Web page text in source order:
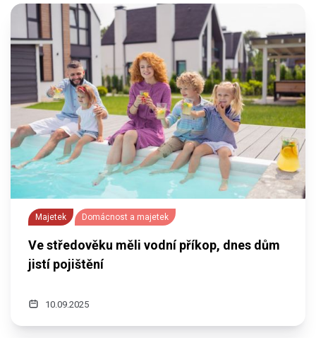
Majetek Domácnost a majetek
Ve středověku měli vodní příkop, dnes dům
jistí pojištění
10.09.2025